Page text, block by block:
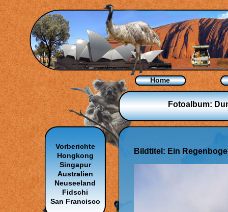
Home
Vorberichte
Hongkong
Singapur
Australien
Neuseeland
Fidschi
San Francisco
Fotoalbum:
Bildtitel: Ein